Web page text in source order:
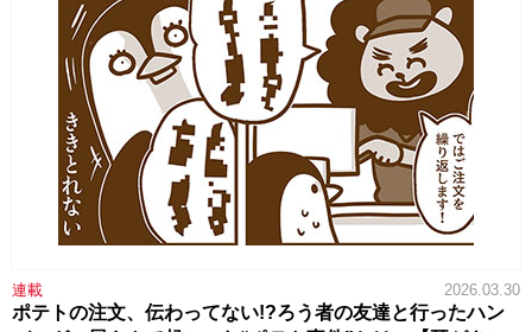
連載 2026.03.30
ポテトの注文、伝わってない!?ろう者の友達と行ったハン